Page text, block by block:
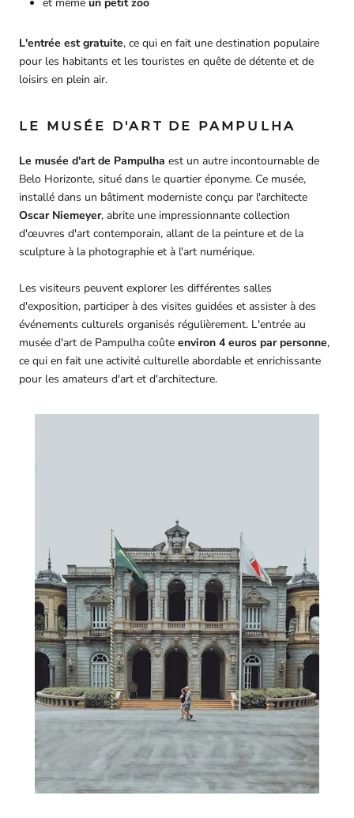
et même un petit zoo
L'entrée est gratuite, ce qui en fait une destination populaire
pour les habitants et les touristes en quête de détente et de
loisirs en plein air.
LE MUSÉE D'ART DE PAMPULHA
Le musée d'art de Pampulha est un autre incontournable de
Belo Horizonte, situé dans le quartier éponyme. Ce musée,
installé dans un bâtiment moderniste conçu par l'architecte
Oscar Niemeyer, abrite une impressionnante collection
d'œuvres d'art contemporain, allant de la peinture et de la
sculpture à la photographie et à l'art numérique.
Les visiteurs peuvent explorer les différentes salles
d'exposition, participer à des visites guidées et assister à des
événements culturels organisés régulièrement. L'entrée au
musée d'art de Pampulha coûte environ 4 euros par personne,
ce qui en fait une activité culturelle abordable et enrichissante
pour les amateurs d'art et d'architecture.